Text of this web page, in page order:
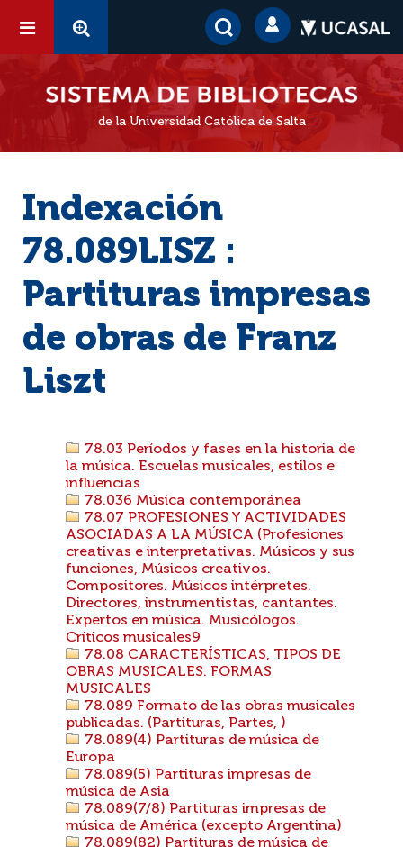
de la Universidad Católica de Salta
Indexación
78.089LISZ :
Partituras impresas
de obras de Franz
Liszt
78.03 Períodos y fases en la historia de
la música. Escuelas musicales, estilos e
influencias
78.036 Música contemporánea
78.07 PROFESIONES Y ACTIVIDADES
ASOCIADAS A LA MÚSICA (Profesiones
creativas e interpretativas. Músicos y sus
funciones, Músicos creativos.
Compositores. Músicos intérpretes.
Directores, instrumentistas, cantantes.
Expertos en música. Musicólogos.
Críticos musicales9
78.08 CARACTERÍSTICAS, TIPOS DE
OBRAS MUSICALES. FORMAS
MUSICALES
78.089 Formato de las obras musicales
publicadas. (Partituras, Partes, )
78.089(4) Partituras de música de
Europa
78.089(5) Partituras impresas de
música de Asia
78.089(7/8) Partituras impresas de
música de América (excepto Argentina)
78.089(82) Partituras de música de